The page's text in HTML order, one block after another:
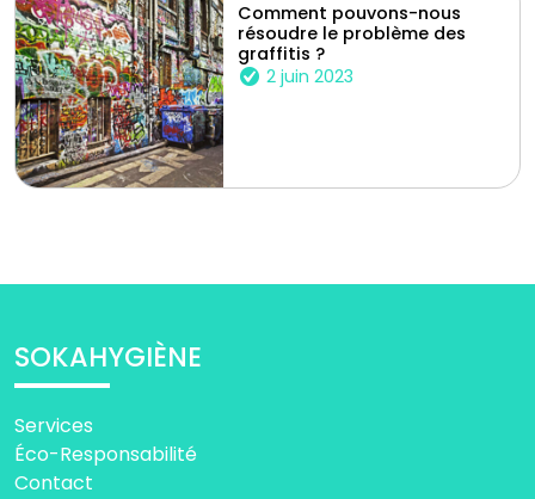
Comment pouvons-nous
résoudre le problème des
graffitis ?
2 juin 2023
SOKAHYGIÈNE
Services
Éco-Responsabilité
Contact